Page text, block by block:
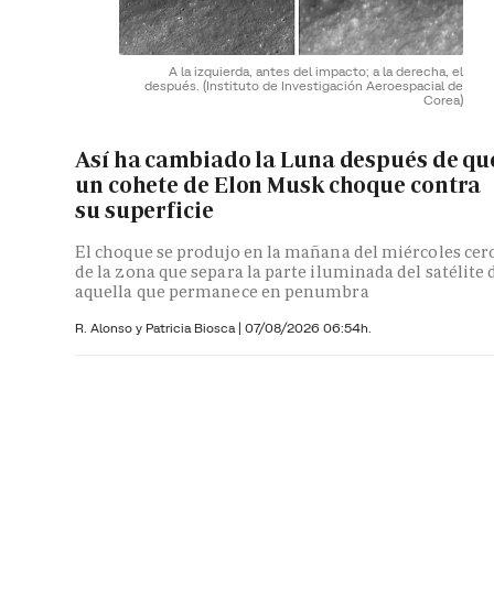
A la izquierda, antes del impacto; a la derecha, el
después. (Instituto de Investigación Aeroespacial de
Corea)
Así ha cambiado la Luna después de
un cohete de Elon Musk choque contra
su superficie
El choque se produjo en la mañana del miércoles
de la zona que separa la parte iluminada del satélite
aquella que permanece en penumbra
R. Alonso y Patricia Biosca | 07/08/2026 06:54h.